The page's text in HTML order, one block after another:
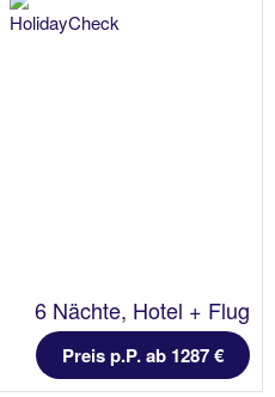
6 Nächte, Hotel + Flug
Preis p.P. ab 1287 €